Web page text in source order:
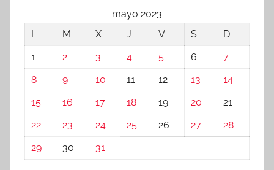
mayo 2023
L
M X J V S
D
1
2 3 4 5 6
7
8
9 10 11 12 13
14
15
16 17 18 19 20
21
22
23 24 25 26 27
28
29
30 31